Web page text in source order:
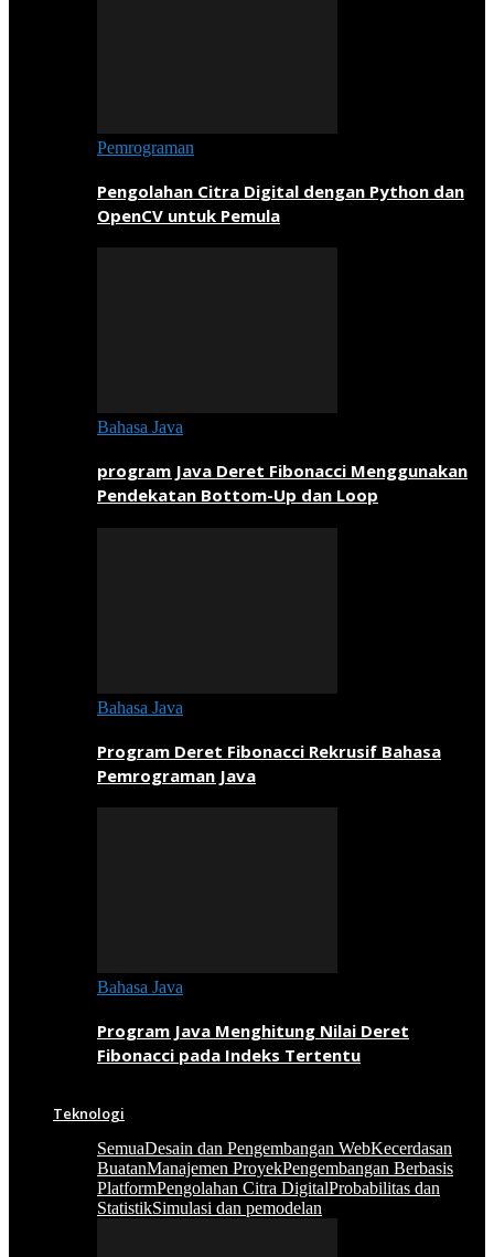
Pemrograman
Pengolahan Citra Digital dengan Python dan
OpenCV untuk Pemula
Bahasa Java
program Java Deret Fibonacci Menggunakan
Pendekatan Bottom-Up dan Loop
Bahasa Java
Program Deret Fibonacci Rekrusif Bahasa
Pemrograman Java
Bahasa Java
Program Java Menghitung Nilai Deret
Fibonacci pada Indeks Tertentu
Teknologi
SemuaDesain dan Pengembangan WebKecerdasan
BuatanManajemen ProyekPengembangan Berbasis
PlatformPengolahan Citra DigitalProbabilitas dan
StatistikSimulasi dan pemodelan